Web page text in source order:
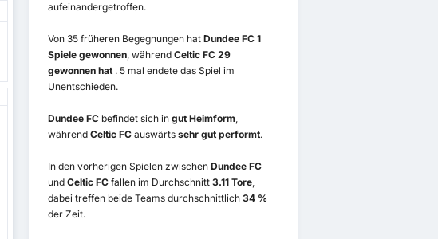
aufeinandergetroffen.
Von 35 früheren Begegnungen hat Dundee FC 1
Spiele gewonnen, während Celtic FC 29
gewonnen hat . 5 mal endete das Spiel im
Unentschieden.
Dundee FCbefindet sich in gut Heimform,
während Celtic FCauswärts sehr gut performt.
In den vorherigen Spielen zwischen Dundee FC
und Celtic FCfallen im Durchschnitt 3.11 Tore,
dabei treffen beide Teams durchschnittlich 34 %
der Zeit.